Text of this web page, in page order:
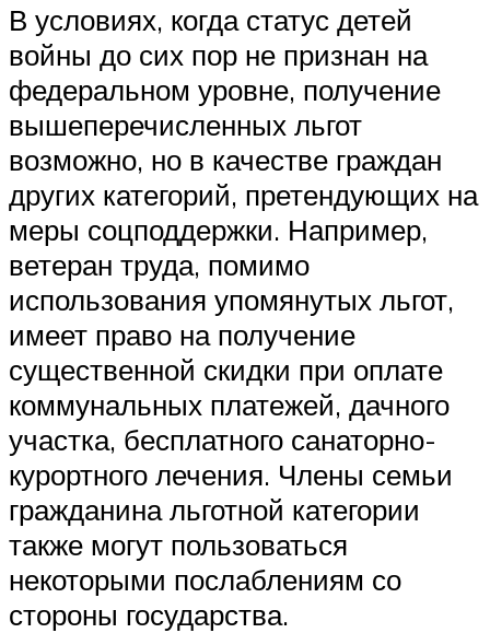
В условиях, когда статус детей
войны до сих пор не признан на
федеральном уровне, получение
вышеперечисленных льгот
возможно, но в качестве граждан
других категорий, претендующих на
меры соцподдержки. Например,
ветеран труда, помимо
использования упомянутых льгот,
имеет право на получение
существенной скидки при оплате
коммунальных платежей, дачного
участка, бесплатного санаторно-
курортного лечения. Члены семьи
гражданина льготной категории
также могут пользоваться
некоторыми послаблениям со
стороны государства.